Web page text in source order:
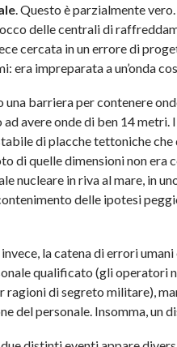
. Questo è parzialmente
delle centrali di
cercata in un errore di
era impreparata a un’onda
barriera per contenere
avere onde di ben 14 metri.
di placche tettoniche
di quelle dimensioni non
nucleare in riva al mare, in
delle ipotesi
, invece, la catena di errori
qualificato (gli operatori
ragioni di segreto militare),
del personale. Insomma, un